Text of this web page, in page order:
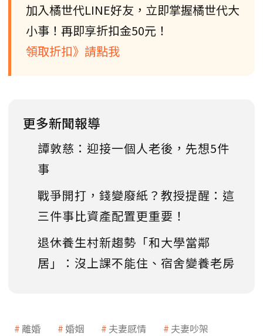
加入橘世代LINE好友，立即掌握橘世代大
小事！再即享折扣金50元！
領取折扣》請點我
更多新聞報導
譚敦慈：迎接一個人老後，先想5件
事
戰爭開打，錢變廢紙？教授提醒：這
三件事比資產配置更重要！
退休養生村新趨勢「和大學當鄰
居」：沒上課不能住、宿舍變養老房
離婚 婚姻 夫妻感情
夫妻吵架